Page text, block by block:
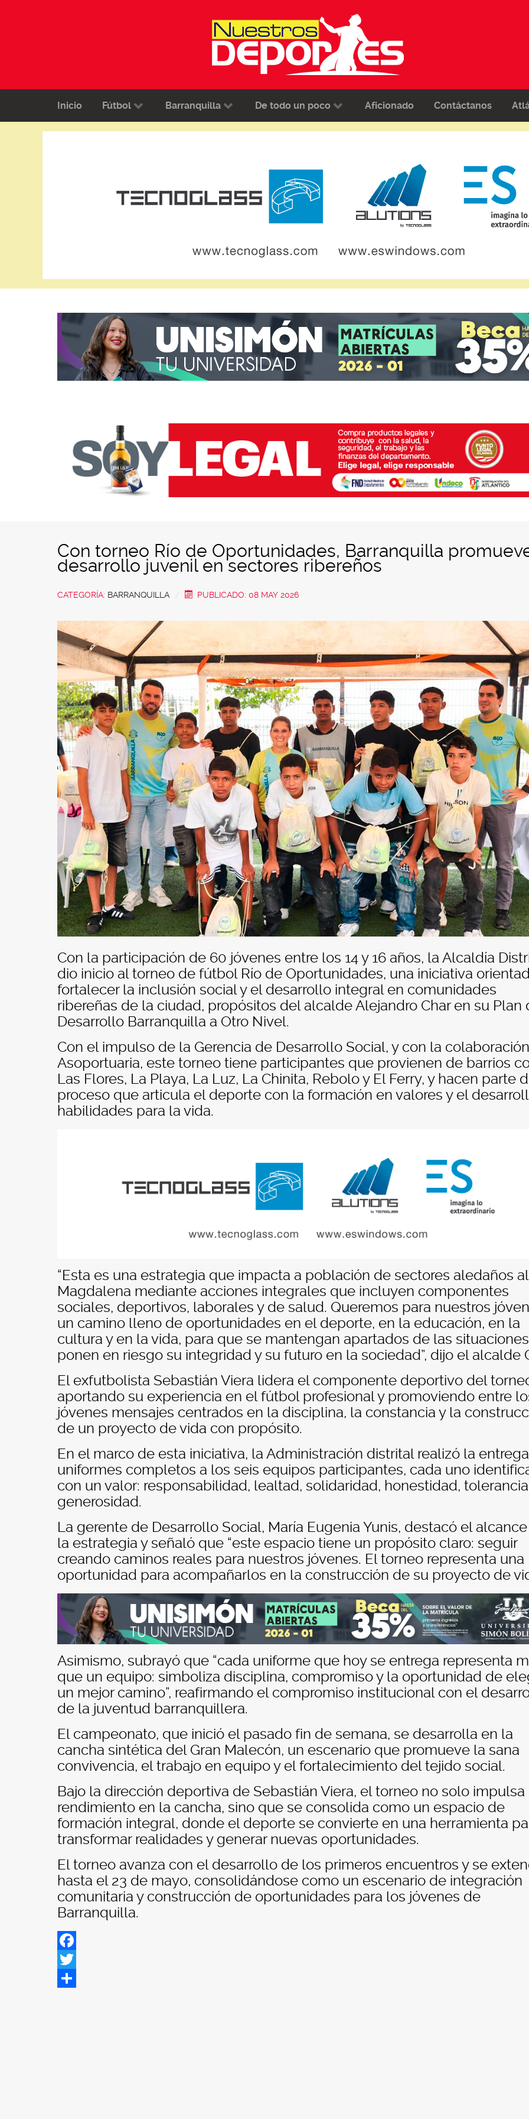
Inicio Fútbol Barranquilla De todo un poco Aficionado Contáctanos
Con torneo Río de Oportunidades, Barranquilla
desarrollo juvenil en sectores ribereños
CATEGORÍA: BARRANQUILLA PUBLICADO: 08 MAY 2026
Con la participación de 60 jóvenes entre los 14 y 16 años, la Alcaldía
dio inicio al torneo de fútbol Río de Oportunidades, una iniciativa
fortalecer la inclusión social y el desarrollo integral en comunidades
ribereñas de la ciudad, propósitos del alcalde Alejandro Char en su Plan
Desarrollo Barranquilla a Otro Nivel.
Con el impulso de la Gerencia de Desarrollo Social, y con la
Asoportuaria, este torneo tiene participantes que provienen de barrios
Las Flores, La Playa, La Luz, La Chinita, Rebolo y El Ferry, y hacen parte
proceso que articula el deporte con la formación en valores y el
habilidades para la vida.
“Esta es una estrategia que impacta a población de sectores aledaños
Magdalena mediante acciones integrales que incluyen componentes
sociales, deportivos, laborales y de salud. Queremos para nuestros
un camino lleno de oportunidades en el deporte, en la educación, en la
cultura y en la vida, para que se mantengan apartados de las
ponen en riesgo su integridad y su futuro en la sociedad”, dijo el alcalde
El exfutbolista Sebastián Viera lidera el componente deportivo del
aportando su experiencia en el fútbol profesional y promoviendo entre
jóvenes mensajes centrados en la disciplina, la constancia y la
de un proyecto de vida con propósito.
En el marco de esta iniciativa, la Administración distrital realizó la
uniformes completos a los seis equipos participantes, cada uno
con un valor: responsabilidad, lealtad, solidaridad, honestidad,
generosidad.
La gerente de Desarrollo Social, María Eugenia Yunis, destacó el
la estrategia y señaló que “este espacio tiene un propósito claro: seguir
creando caminos reales para nuestros jóvenes. El torneo representa una
oportunidad para acompañarlos en la construcción de su proyecto de
Asimismo, subrayó que “cada uniforme que hoy se entrega representa
que un equipo: simboliza disciplina, compromiso y la oportunidad de
un mejor camino”, reafirmando el compromiso institucional con el
de la juventud barranquillera.
El campeonato, que inició el pasado fin de semana, se desarrolla en la
cancha sintética del Gran Malecón, un escenario que promueve la sana
convivencia, el trabajo en equipo y el fortalecimiento del tejido social.
Bajo la dirección deportiva de Sebastián Viera, el torneo no solo impulsa
rendimiento en la cancha, sino que se consolida como un espacio de
formación integral, donde el deporte se convierte en una herramienta
transformar realidades y generar nuevas oportunidades.
El torneo avanza con el desarrollo de los primeros encuentros y se
hasta el 23 de mayo, consolidándose como un escenario de integración
comunitaria y construcción de oportunidades para los jóvenes de
Barranquilla.
Facebook
Twitter